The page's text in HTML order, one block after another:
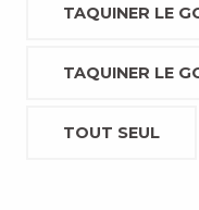
TAQUINER LE
TAQUINER LE
TOUT SEUL